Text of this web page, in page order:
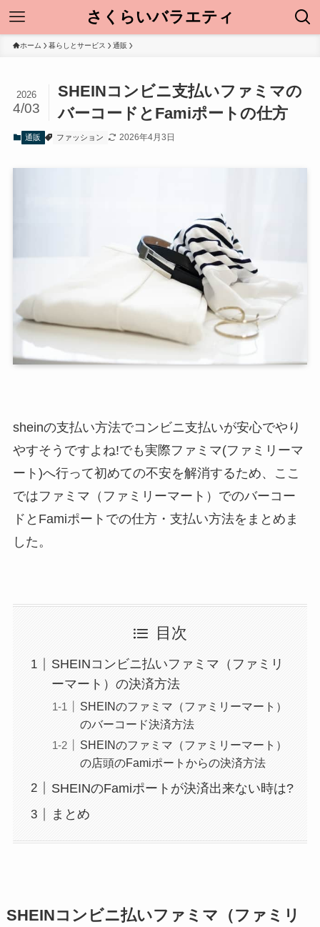
さくらいバラエティ
ホーム 暮らしとサービス 通販
SHEINコンビニ支払いファミマの
バーコードとFamiポートの仕方
2026
4/03
通販 ファッション 2026年4月3日
sheinの支払い方法でコンビニ支払いが安心でやり
やすそうですよね!でも実際ファミマ(ファミリーマ
ート)へ行って初めての不安を解消するため、ここ
ではファミマ（ファミリーマート）でのバーコー
ドとFamiポートでの仕方・支払い方法をまとめま
した。
目次
SHEINコンビニ払いファミマ（ファミリ
ーマート）の決済方法
SHEINのファミマ（ファミリーマート）
のバーコード決済方法
SHEINのファミマ（ファミリーマート）
の店頭のFamiポートからの決済方法
SHEINのFamiポートが決済出来ない時は?
まとめ
SHEINコンビニ払いファミマ（ファミリ